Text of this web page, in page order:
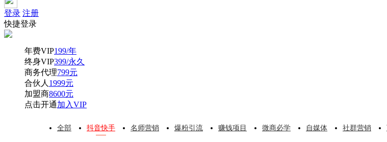
登录 注册
快捷登录
年费VIP199/年
终身VIP399/永久
商务代理799元
合伙人 1999元
加盟商8600元
点击开通加入VIP
全部 抖音快手 名师营销 爆粉引流 赚钱项目 微商必学 自媒体 社群营销